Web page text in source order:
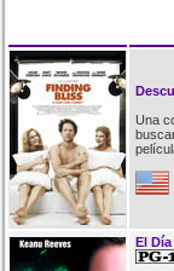
Una
El